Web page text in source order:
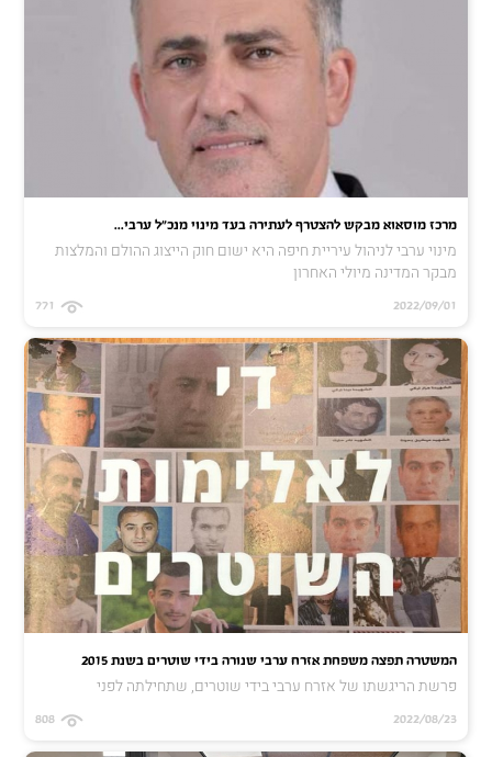
מרכז מוסאוא מבקש להצטרף לעתירה בעד מינוי מנכ"ל ערבי...
מינוי ערבי לניהול עיריית חיפה היא ישום חוק הייצוג ההולם והמלצות
מבקר המדינה מיולי האחרון
2022/09/01
המשטרה תפצה משפחת אזרח ערבי שנורה בידי שוטרים בשנת 2015
פרשת הריגשתו של אזרח ערבי בידי שוטרים, שתחילתה לפני
2022/08/23